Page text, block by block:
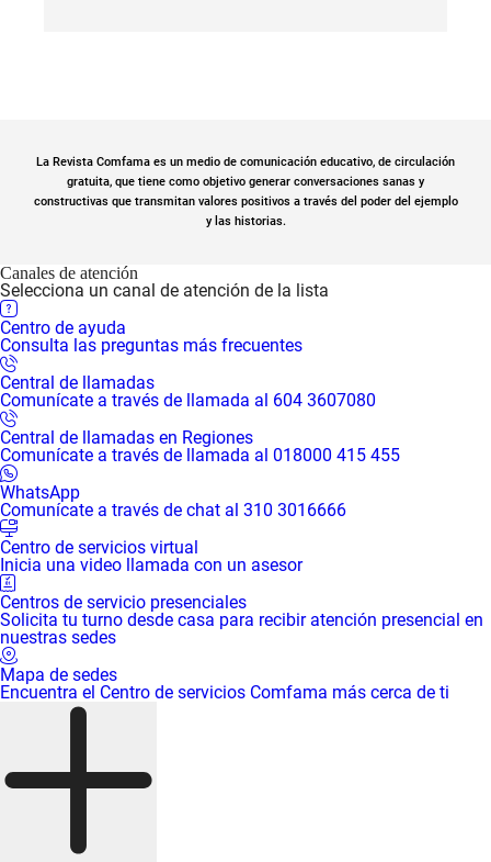
La Revista Comfama es un medio de comunicación educativo, de circulación
gratuita, que tiene como objetivo generar conversaciones sanas y
constructivas que transmitan valores positivos a través del poder del ejemplo
y las historias.
Canales de atención
Selecciona un canal de atención de la lista
Centro de ayuda
Consulta las preguntas más frecuentes
Central de llamadas
Comunícate a través de llamada al 604 3607080
Central de llamadas en Regiones
Comunícate a través de llamada al 018000 415 455
WhatsApp
Comunícate a través de chat al 310 3016666
Centro de servicios virtual
Inicia una video llamada con un asesor
Centros de servicio presenciales
Solicita tu turno desde casa para recibir atención presencial en
nuestras sedes
Mapa de sedes
Encuentra el Centro de servicios Comfama más cerca de ti